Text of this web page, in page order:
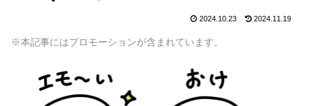
2024.10.23 2024.11.19
※本記事にはプロモーションが含まれています。